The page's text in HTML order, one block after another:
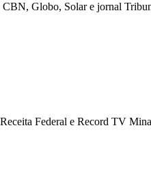
CBN, Globo, Solar e jornal
Federal e Record TV